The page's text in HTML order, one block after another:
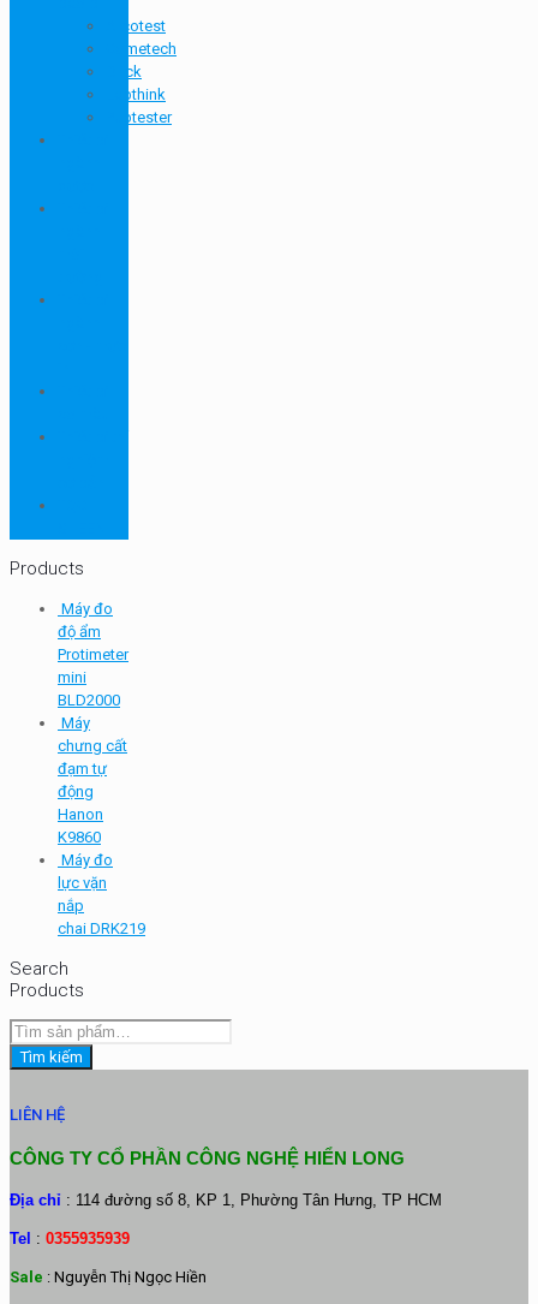
Arcotest
Cometech
Drick
Labthink
Pubtester
Products
Máy đo
độ ẩm
Protimeter
mini
BLD2000
Máy
chưng cất
đạm tự
động
Hanon
K9860
Máy đo
lực vặn
nắp
chai DRK219
Search
Products
Tìm
kiếm:
Tìm kiếm
LIÊN HỆ
CÔNG TY CỔ PHẦN CÔNG NGHỆ HIỂN LONG
Địa chỉ : 114 đường số 8, KP 1, Phường Tân Hưng, TP HCM
Tel : 0355935939
Sale : Nguyễn Thị Ngọc Hiền